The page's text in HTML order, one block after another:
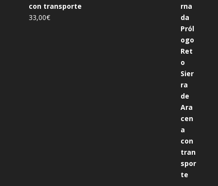
con transporte
33,00€